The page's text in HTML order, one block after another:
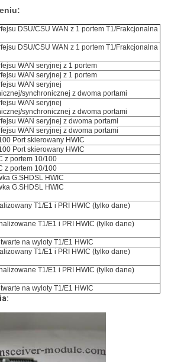
DSU/CSU WAN z 1 portem T1/Frakcjonalna
DSU/CSU WAN z 1 portem T1/Frakcjonalna
WAN seryjnej z 1 portem
WAN seryjnej z 1 portem
WAN seryjnej
synchronicznej z dwoma portami
WAN seryjnej
synchronicznej z dwoma portami
WAN seryjnej z dwoma portami
WAN seryjnej z dwoma portami
Port skierowany HWIC
Port skierowany HWIC
z portem 10/100
z portem 10/100
G.SHDSL HWIC
G.SHDSL HWIC
T1/E1 i PRI HWIC (tylko dane)
T1/E1 i PRI HWIC (tylko dane)
na wyloty T1/E1 HWIC
T1/E1 i PRI HWIC (tylko dane)
T1/E1 i PRI HWIC (tylko dane)
na wyloty T1/E1 HWIC